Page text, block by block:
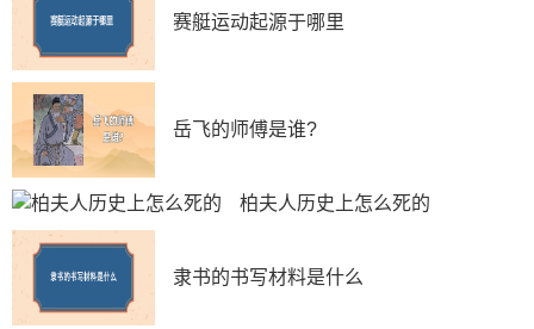
赛艇运动起源于哪里
岳飞的师傅是谁?
柏夫人历史上怎么死的
隶书的书写材料是什么